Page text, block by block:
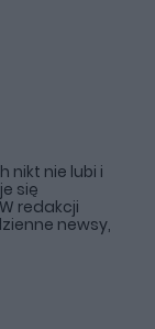
nikt nie lubi i
się
redakcji
newsy,